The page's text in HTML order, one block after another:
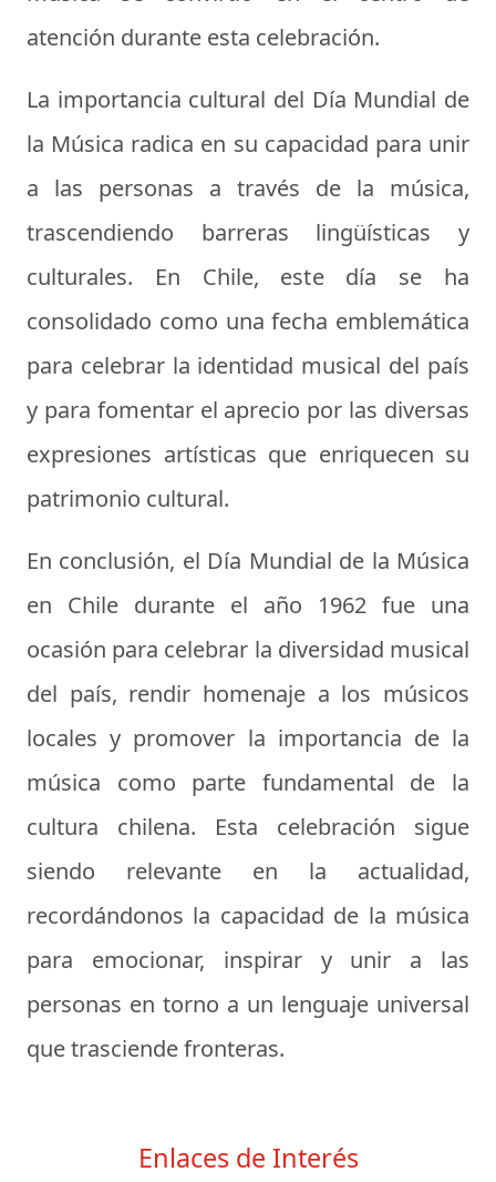
atención durante esta celebración.
La importancia cultural del Día Mundial de
la Música radica en su capacidad para unir
a las personas a través de la música,
trascendiendo barreras lingüísticas y
culturales. En Chile, este día se ha
consolidado como una fecha emblemática
para celebrar la identidad musical del país
y para fomentar el aprecio por las diversas
expresiones artísticas que enriquecen su
patrimonio cultural.
En conclusión, el Día Mundial de la Música
en Chile durante el año 1962 fue una
ocasión para celebrar la diversidad musical
del país, rendir homenaje a los músicos
locales y promover la importancia de la
música como parte fundamental de la
cultura chilena. Esta celebración sigue
siendo relevante en la actualidad,
recordándonos la capacidad de la música
para emocionar, inspirar y unir a las
personas en torno a un lenguaje universal
que trasciende fronteras.
Enlaces de Interés